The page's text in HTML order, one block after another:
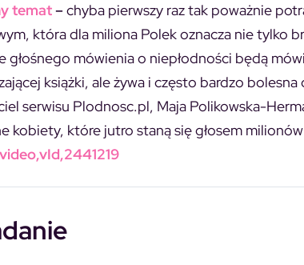
temat–chyba pierwszy raz tak poważnie
która dla miliona Polek oznacza nie tylko
mówienia o niepłodności będą
książki, ale żywa i często bardzo bolesna
serwisu Plodnosc.pl, Maja Polikowska-
kobiety, które jutro staną się głosem